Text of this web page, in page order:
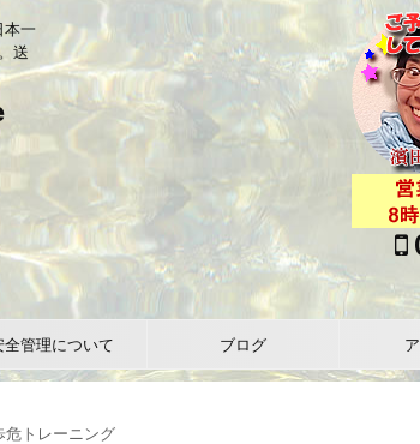
本一
送
全管理について ブログ
トレーニング